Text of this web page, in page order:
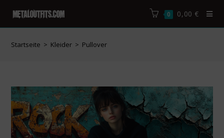
0 0,00 €
Startseite > Kleider > Pullover